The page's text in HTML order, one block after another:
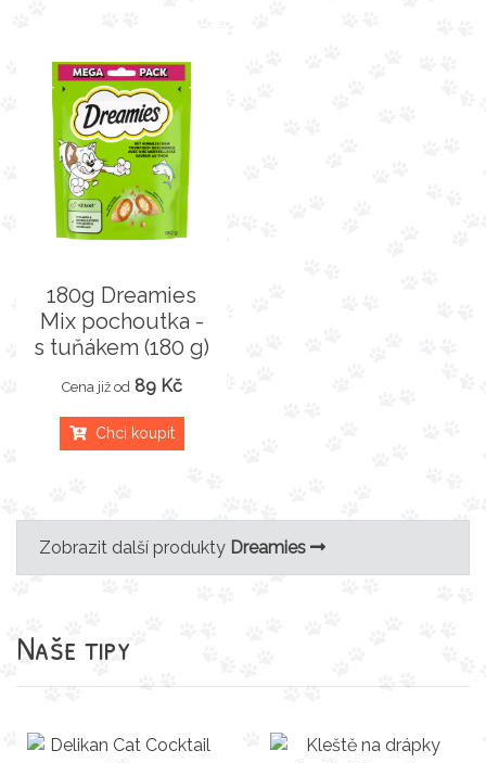
180g Dreamies
Mix pochoutka -
s tuňákem (180 g)
Cena již od 89 Kč
Chci koupit
Zobrazit další produkty Dreamies
Naše tipy